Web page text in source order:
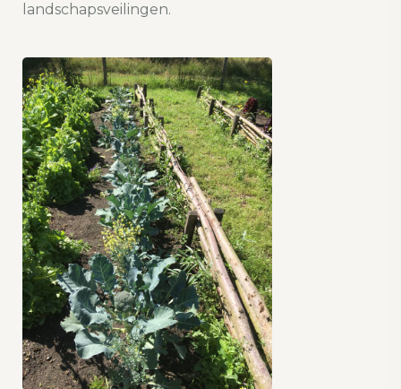
landschapsveilingen.